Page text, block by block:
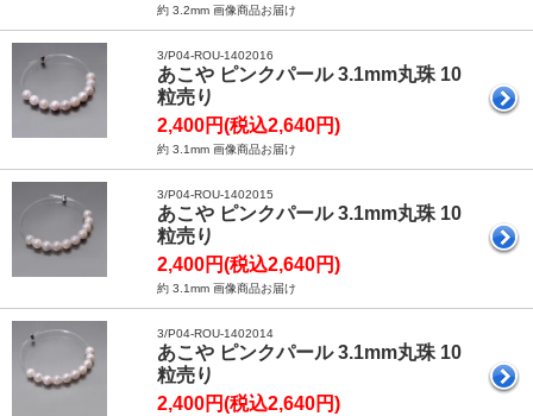
約 3.2mm 画像商品お届け
3/P04-ROU-1402016
あこや ピンクパール 3.1mm丸珠 10
粒売り
2,400円(税込2,640円)
約 3.1mm 画像商品お届け
3/P04-ROU-1402015
あこや ピンクパール 3.1mm丸珠 10
粒売り
2,400円(税込2,640円)
約 3.1mm 画像商品お届け
3/P04-ROU-1402014
あこや ピンクパール 3.1mm丸珠 10
粒売り
2,400円(税込2,640円)